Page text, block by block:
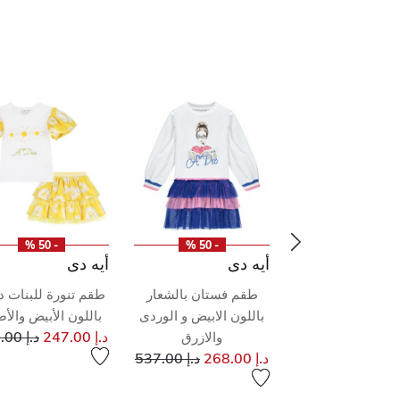
- 50 %
أيه دى
طقم فستان بالشعار
باللون الابيض و الوردى
والازرق
د.إ 268.00 سعر مخفض من
د.إ 537.00 إلى
- 50 %
أيه دى
طقم تنورة للبنات
باللون الأبيض
د.إ 247.00 سعر
د.إ 495.00